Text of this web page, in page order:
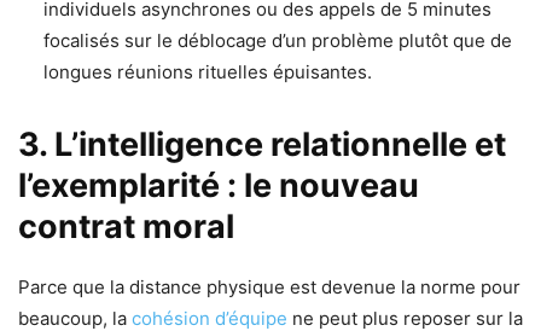
individuels asynchrones ou des appels de 5 minutes
focalisés sur le déblocage d’un problème plutôt que de
longues réunions rituelles épuisantes.
3. L’intelligence relationnelle et
l’exemplarité : le nouveau
contrat moral
Parce que la distance physique est devenue la norme pour
beaucoup, la cohésion d’équipe ne peut plus reposer sur la